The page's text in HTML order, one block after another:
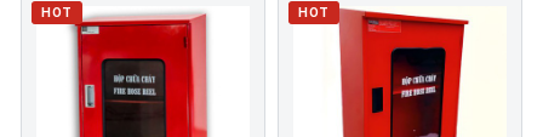
HOT HOT